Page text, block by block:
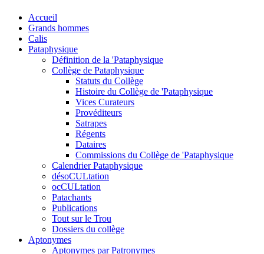
Accueil
Grands hommes
Calis
Pataphysique
Définition de la 'Pataphysique
Collège de Pataphysique
Statuts du Collège
Histoire du Collège de 'Pataphysique
Vices Curateurs
Provéditeurs
Satrapes
Régents
Dataires
Commissions du Collège de 'Pataphysique
Calendrier Pataphysique
désoCULtation
ocCULtation
Patachants
Publications
Tout sur le Trou
Dossiers du collège
Aptonymes
Aptonymes par Patronymes